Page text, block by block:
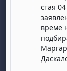
стая
време